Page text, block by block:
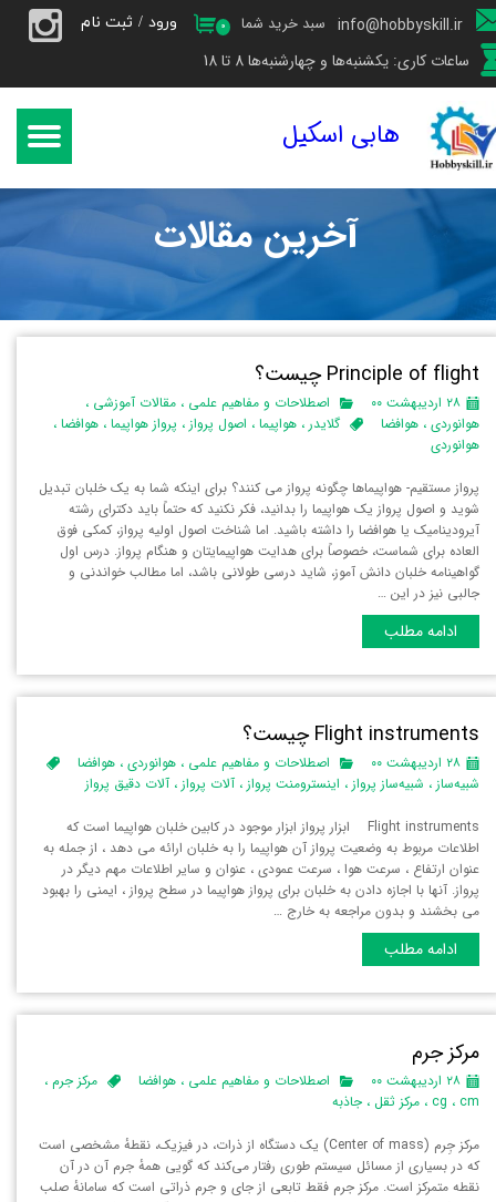
info@hobbyskill.ir
ساعات کاری: یکشنبه‌ها و چهارشنبه‌ها 8 تا 18
۰ سبد خرید شما ورود / ثبت نام
حساب کاربری من
سفارشات
خروج از حساب کاربری
هابی اسکیل
آخرین مقالات
Principle of flight چیست؟
۲۸ اردیبهشت ۰۰ اصطلاحات و مفاهیم علمی ، مقالات آموزشی ،
هوانوردی ، هوافضا گلایدر ، هواپیما ، اصول پرواز ، پرواز هواپیما ، هوافضا ،
هوانوردی
پرواز مستقیم- هواپیماها چگونه پرواز می کنند؟ برای اینکه شما به یک خلبان تبدیل
شوید و اصول پرواز یک هواپیما را بدانید، فکر نکنید که حتماً باید دکترای رشته
آیرودینامیک یا هوافضا را داشته باشید. اما شناخت اصول اولیه پرواز، کمکی فوق
العاده برای شماست، خصوصاً برای هدایت هواپیمایتان و هنگام پرواز. درس اول
گواهینامه خلبان دانش آموز، شاید درسی طولانی باشد، اما مطالب خواندنی و
جالبی نیز در این …
ادامه مطلب
Flight instruments چیست؟
۲۸ اردیبهشت ۰۰ اصطلاحات و مفاهیم علمی ، هوانوردی ، هوافضا
شبیه‌ساز ، شبیه‌ساز پرواز ، اینسترومنت پرواز ، آلات پرواز ، آلات دقیق پرواز
Flight instruments ابزار پرواز ابزار موجود در کابین خلبان هواپیما است که
اطلاعات مربوط به وضعیت پرواز آن هواپیما را به خلبان ارائه می دهد ، از جمله به
عنوان ارتفاع ، سرعت هوا ، سرعت عمودی ، عنوان و سایر اطلاعات مهم دیگر در
پرواز. آنها با اجازه دادن به خلبان برای پرواز هواپیما در سطح پرواز ، ایمنی را بهبود
می بخشند و بدون مراجعه به خارج …
ادامه مطلب
مرکز جرم
۲۸ اردیبهشت ۰۰ اصطلاحات و مفاهیم علمی ، هوافضا مرکز جرم ،
cg ، cm ، مرکز ثقل ، جاذبه
مرکز جِرم (Center of mass) یک دستگاه از ذرات، در فیزیک، نقطهٔ مشخصی است
که در بسیاری از مسائل سیستم طوری رفتار می‌کند که گویی همهٔ جرم آن در آن
نقطه متمرکز است. مرکز جرم فقط تابعی از جای و جرم ذراتی است که سامانهٔ صلب